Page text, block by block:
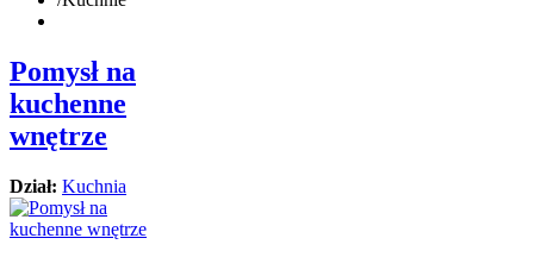
Pomysł na
kuchenne
wnętrze
Dział: Kuchnia